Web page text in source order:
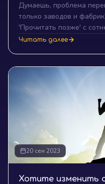
Думаешь, проблема
только заводов и
'Прочитать позже' с
одеждой, которую ты
Читать далее
20 сен 2023
Хотите изменить